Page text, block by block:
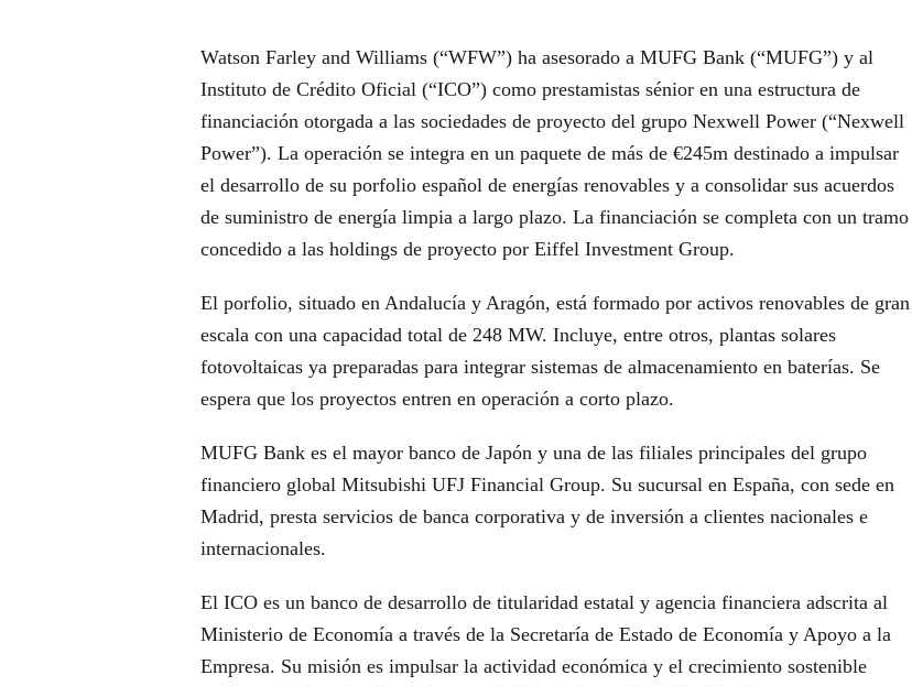
Watson Farley and Williams (“WFW”) ha asesorado a MUFG Bank (“MUFG”) y al
Instituto de Crédito Oficial (“ICO”) como prestamistas sénior en una estructura de
financiación otorgada a las sociedades de proyecto del grupo Nexwell Power (“Nexwell
Power”). La operación se integra en un paquete de más de €245m destinado a impulsar
el desarrollo de su porfolio español de energías renovables y a consolidar sus acuerdos
de suministro de energía limpia a largo plazo. La financiación se completa con un tramo
concedido a las holdings de proyecto por Eiffel Investment Group.
El porfolio, situado en Andalucía y Aragón, está formado por activos renovables de gran
escala con una capacidad total de 248 MW. Incluye, entre otros, plantas solares
fotovoltaicas ya preparadas para integrar sistemas de almacenamiento en baterías. Se
espera que los proyectos entren en operación a corto plazo.
MUFG Bank es el mayor banco de Japón y una de las filiales principales del grupo
financiero global Mitsubishi UFJ Financial Group. Su sucursal en España, con sede en
Madrid, presta servicios de banca corporativa y de inversión a clientes nacionales e
internacionales.
El ICO es un banco de desarrollo de titularidad estatal y agencia financiera adscrita al
Ministerio de Economía a través de la Secretaría de Estado de Economía y Apoyo a la
Empresa. Su misión es impulsar la actividad económica y el crecimiento sostenible